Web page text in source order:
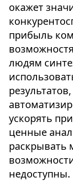
окажет
прибыль
людям
ускорять
ценные
раскрывать
недоступны.